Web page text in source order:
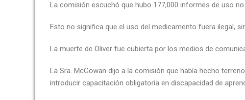
La comisión escuchó que hubo 177,000 informes de uso
Esto no significa que el uso del medicamento fuera ilegal,
La muerte de Oliver fue cubierta por los medios de
La Sra. McGowan dijo a la comisión que había hecho
introducir capacitación obligatoria en discapacidad de